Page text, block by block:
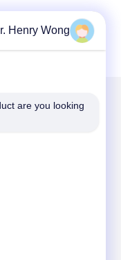
Henry Wong
are you looking